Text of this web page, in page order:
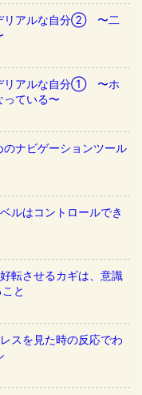
リアルな自分② 〜二
リアルな自分① 〜ホ
っている〜
ナビゲーションツール
ルはコントロールでき
転させるカギは、意識
と
スを見た時の反応でわ